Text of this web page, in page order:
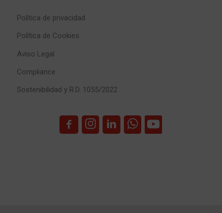
Política de privacidad
Política de Cookies
Aviso Legal
Compliance
Sostenibilidad y R.D. 1055/2022